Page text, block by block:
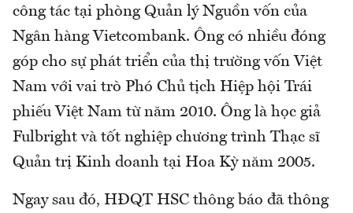
công tác tại phòng Quản lý Nguồn vốn của
Ngân hàng Vietcombank. Ông có nhiều đóng
góp cho sự phát triển của thị trường vốn Việt
Nam với vai trò Phó Chủ tịch Hiệp hội Trái
phiếu Việt Nam từ năm 2010. Ông là học giả
Fulbright và tốt nghiệp chương trình Thạc sĩ
Quản trị Kinh doanh tại Hoa Kỳ năm 2005.
Ngay sau đó, HĐQT HSC thông báo đã thông